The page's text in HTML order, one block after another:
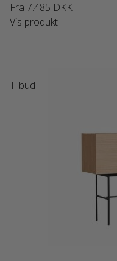
Fra 7.485 DKK
Vis produkt
Tilbud